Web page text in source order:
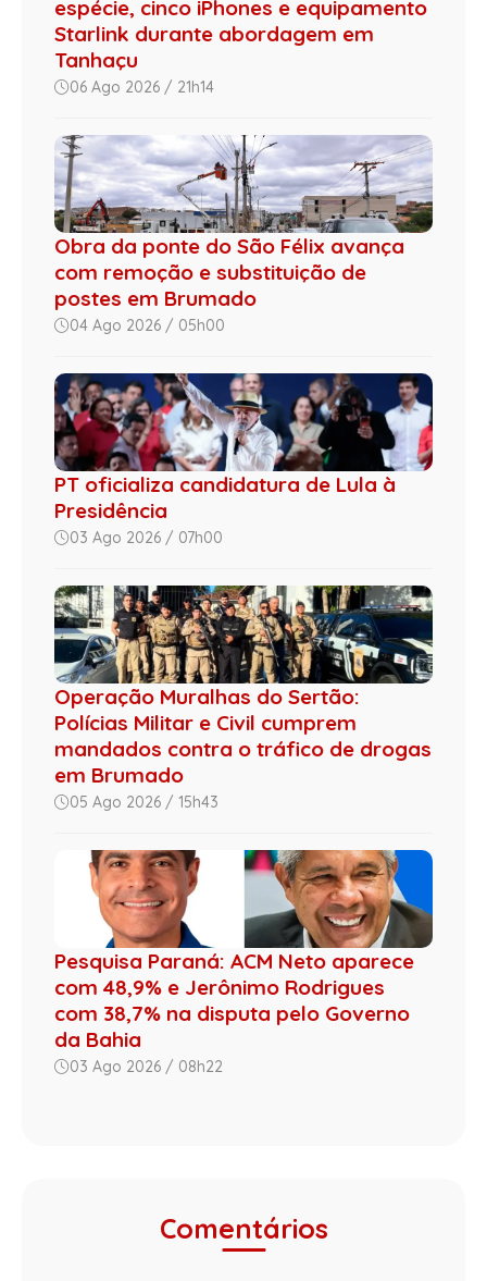
espécie, cinco iPhones e equipamento
Starlink durante abordagem em
Tanhaçu
06 Ago 2026 / 21h14
Obra da ponte do São Félix avança
com remoção e substituição de
postes em Brumado
04 Ago 2026 / 05h00
PT oficializa candidatura de Lula à
Presidência
03 Ago 2026 / 07h00
Operação Muralhas do Sertão:
Polícias Militar e Civil cumprem
mandados contra o tráfico de drogas
em Brumado
05 Ago 2026 / 15h43
Pesquisa Paraná: ACM Neto aparece
com 48,9% e Jerônimo Rodrigues
com 38,7% na disputa pelo Governo
da Bahia
03 Ago 2026 / 08h22
Comentários